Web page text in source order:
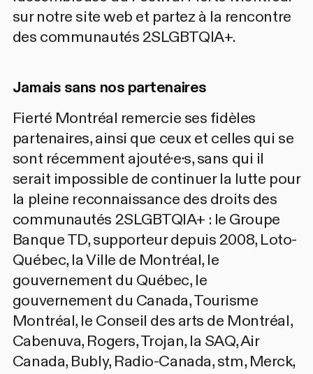
sur notre site web et partez à la rencontre
des communautés 2SLGBTQIA+.
Jamais sans nos partenaires
Fierté Montréal remercie ses fidèles
partenaires, ainsi que ceux et celles qui se
sont récemment ajouté·e·s, sans qui il
serait impossible de continuer la lutte pour
la pleine reconnaissance des droits des
communautés 2SLGBTQIA+ : le Groupe
Banque TD, supporteur depuis 2008, Loto-
Québec, la Ville de Montréal, le
gouvernement du Québec, le
gouvernement du Canada, Tourisme
Montréal, le Conseil des arts de Montréal,
Cabenuva, Rogers, Trojan, la SAQ, Air
Canada, Bubly, Radio-Canada, stm, Merck,